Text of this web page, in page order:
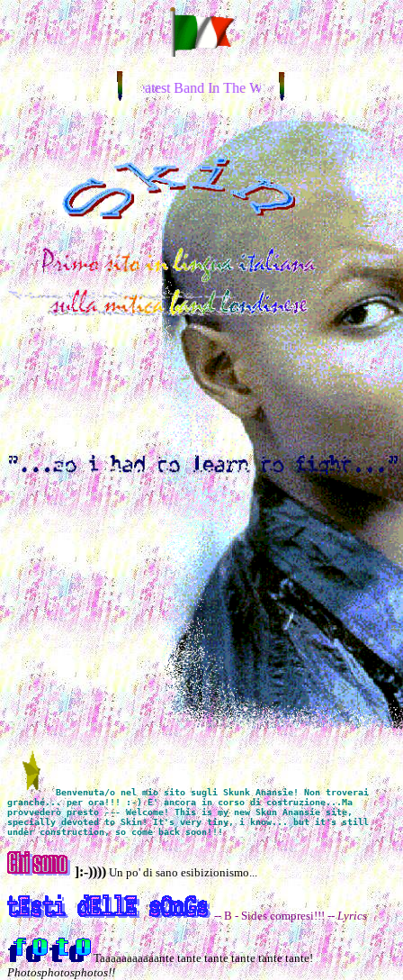
the Greatest Band In The World: S k u n k A n a n s i e - - - -
Benvenuta/o nel mio sito sugli Skunk Anansie! Non troverai
granché... per ora!!! :-) E' ancora in corso di costruzione...Ma
provvederò presto --- Welcome! This is my new Skun Anansie site,
specially devoted to Skin! It's very tiny, i know... but it's still
under construction, so come back soon!!!
]:-))))Un po' di sano esibizionismo...
-- B - Sides compresi!!!-- Lyrics
Taaaaaaaaaaante tante tante tante tante tante!
Photosphotosphotos!!